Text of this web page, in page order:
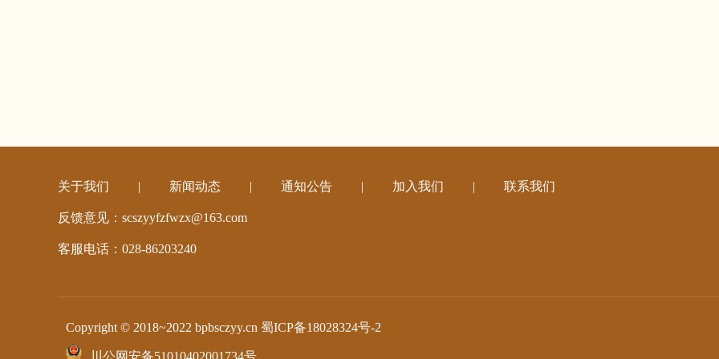
关于我们 | 新闻动态 | 通知公告 | 加入我们 | 联系我们
反馈意见：scszyyfzfwzx@163.com
客服电话：028-86203240
Copyright © 2018~2022 bpbsczyy.cn 蜀ICP备18028324号-2